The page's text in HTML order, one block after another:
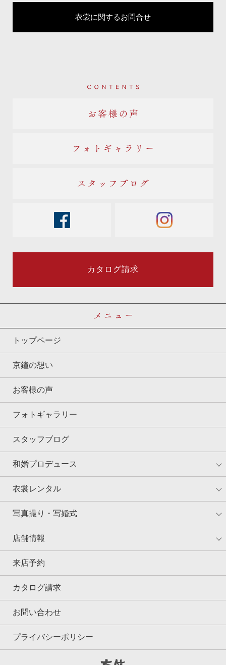
衣裳に関するお問合せ
Contents
お客様の声
フォトギャラリー
スタッフブログ
instagram
カタログ請求
トップページ
京鐘の想い
お客様の声
フォトギャラリー
スタッフブログ
和婚プロデュース
衣裳レンタル
写真撮り・写婚式
店舗情報
来店予約
カタログ請求
お問い合わせ
プライバシーポリシー